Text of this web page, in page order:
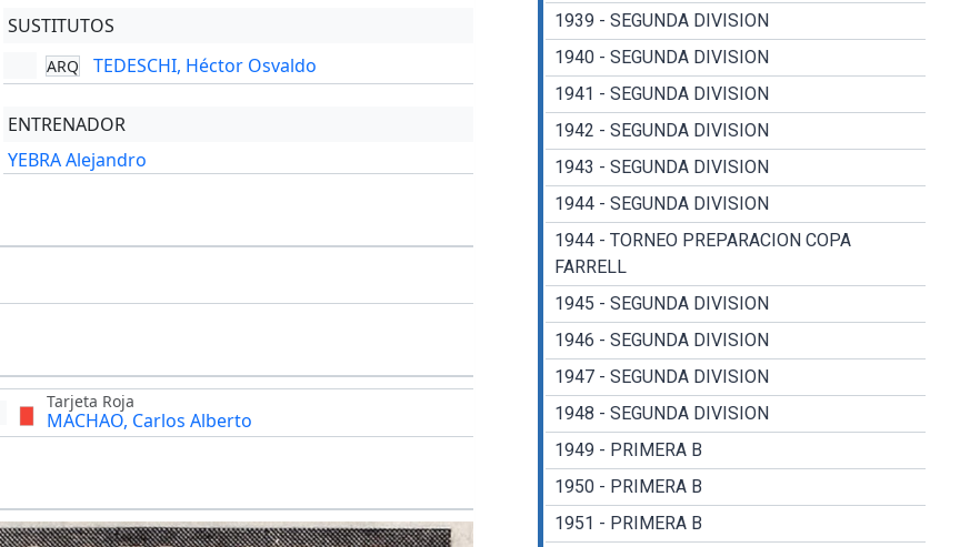
SUSTITUTOS
ARQ TEDESCHI, Héctor Osvaldo
ENTRENADOR
YEBRA Alejandro
Tarjeta Roja
MACHAO, Carlos Alberto
1939 - SEGUNDA DIVISION
1940 - SEGUNDA DIVISION
1941 - SEGUNDA DIVISION
1942 - SEGUNDA DIVISION
1943 - SEGUNDA DIVISION
1944 - SEGUNDA DIVISION
1944 - TORNEO PREPARACION COPA
FARRELL
1945 - SEGUNDA DIVISION
1946 - SEGUNDA DIVISION
1947 - SEGUNDA DIVISION
1948 - SEGUNDA DIVISION
1949 - PRIMERA B
1950 - PRIMERA B
1951 - PRIMERA B